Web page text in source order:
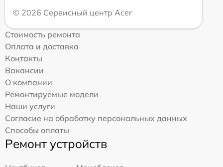
© 2026 Сервисный центр Acer
Стоимость ремонта
Оплата и доставка
Контакты
Вакансии
О компании
Ремонтируемые модели
Наши услуги
Согласие на обработку персональных данных
Способы оплаты
Ремонт устройств